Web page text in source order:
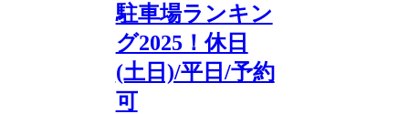
駐車場ランキン
グ2025！休日
(土日)/平日/予約
可